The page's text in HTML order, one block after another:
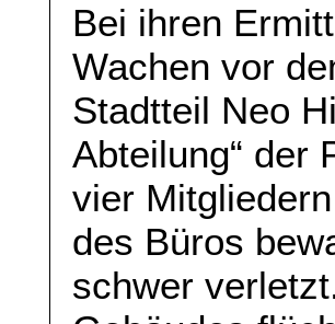
Bei ihren
Wachen vor
Stadtteil Neo
Abteilung“ der
vier
des Büros
schwer